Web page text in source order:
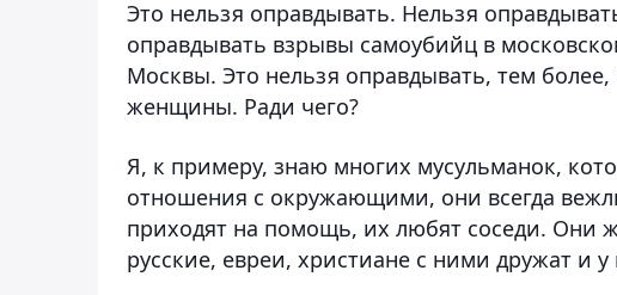
Это нельзя оправдывать. Нельзя
оправдывать взрывы самоубийц в
Москвы. Это нельзя оправдывать, тем более,
женщины. Ради чего?
Я, к примеру, знаю многих мусульманок,
отношения с окружающими, они всегда
приходят на помощь, их любят соседи. Они
русские, евреи, христиане с ними дружат и